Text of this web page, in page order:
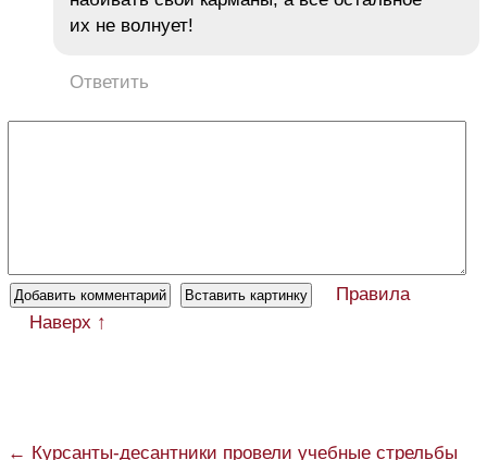
их не волнует!
Ответить
Правила
Наверх ↑
← Курсанты-десантники провели учебные стрельбы